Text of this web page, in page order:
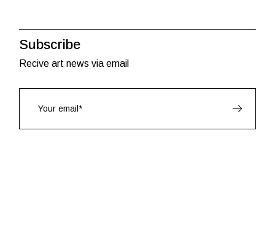
Subscribe
Recive art news via email